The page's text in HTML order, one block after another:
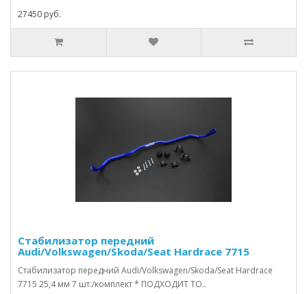
27450 руб.
Стабилизатор передний
Audi/Volkswagen/Skoda/Seat Hardrace 7715
Стабилизатор передний Audi/Volkswagen/Skoda/Seat Hardrace
7715 25,4 мм 7 шт./комплект * ПОДХОДИТ ТО..